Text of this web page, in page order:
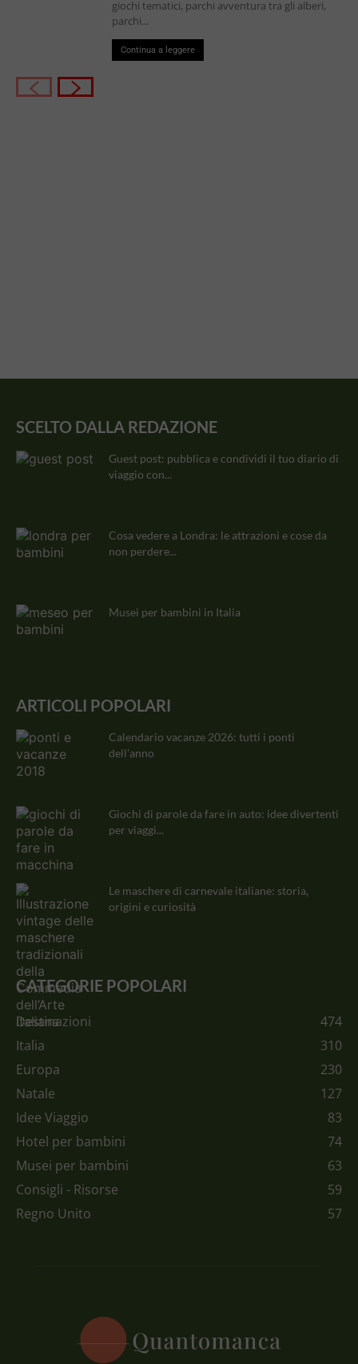
giochi tematici, parchi avventura tra gli alberi,
parchi...
Continua a leggere
SCELTO DALLA REDAZIONE
Guest post: pubblica e condividi il tuo diario di
viaggio con...
Cosa vedere a Londra: le attrazioni e cose da
non perdere...
Musei per bambini in Italia
ARTICOLI POPOLARI
Calendario vacanze 2026: tutti i ponti
dell’anno
Giochi di parole da fare in auto: idee divertenti
per viaggi...
Le maschere di carnevale italiane: storia,
origini e curiosità
CATEGORIE POPOLARI
Destinazioni
474
Italia
310
Europa
230
Natale
127
Idee Viaggio
83
Hotel per bambini
74
Musei per bambini
63
Consigli - Risorse
59
Regno Unito
57